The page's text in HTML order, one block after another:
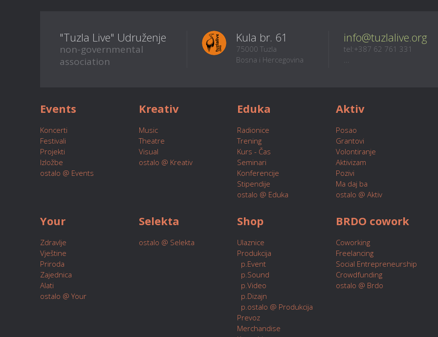
"Tuzla Live" Udruženje
non-governmental
association
Kula br. 61
75000 Tuzla
Bosna i Hercegovina
info@tuzlalive.org
tel:+387 62 761 331
...
Events
Koncerti
Festivali
Projekti
Izložbe
ostalo @ Events
Kreativ
Music
Theatre
Visual
ostalo @ Kreativ
Eduka
Radionice
Trening
Kurs - Čas
Seminari
Konferencije
Stipendije
ostalo @ Eduka
Aktiv
Posao
Grantovi
Volontiranje
Aktivizam
Pozivi
Ma daj ba
ostalo @ Aktiv
Your
Zdravlje
Vještine
Priroda
Zajednica
Alati
ostalo @ Your
Selekta
ostalo @ Selekta
Shop
Ulaznice
Produkcija
p.Event
p.Sound
p.Video
p.Dizajn
p.ostalo @ Produkcija
Prevoz
Merchandise
BRDO cowork
Coworking
Freelancing
Social Entrepreneurship
Crowdfunding
ostalo @ Brdo